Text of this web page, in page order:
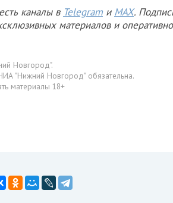
каналы в Telegram и MAX.
материалов и
Новгород".
"Нижний Новгород" обязательна.
материалы 18+